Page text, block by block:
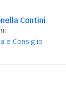
Contini
e Consiglio